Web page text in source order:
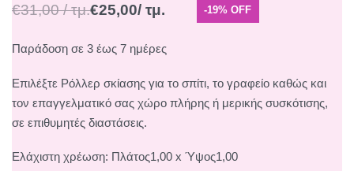
€31,00/ τμ.€25,00/ τμ. -19% OFF
Παράδοση σε 3 έως 7 ημέρες
Επιλέξτε Ρόλλερ σκίασης για το σπίτι, το γραφείο καθώς και
τον επαγγελματικό σας χώρο πλήρης ή μερικής συσκότισης,
σε επιθυμητές διαστάσεις.
Ελάχιστη χρέωση: Πλάτος1,00 x Ύψος1,00